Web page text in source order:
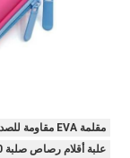
مقلمة EVA مقاومة للصدمات
علبة أقلام رصاص صلبة 70 درجة